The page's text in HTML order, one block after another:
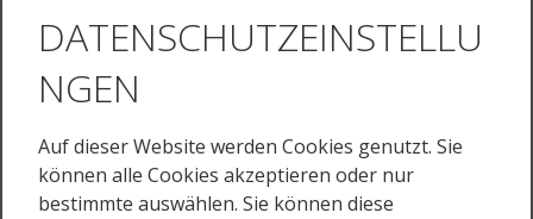
Ihr Weg zu uns
Sprache
English
English (US)
DATENSCHUTZEINSTELLU
NGEN
Auf dieser Website werden Cookies genutzt. Sie
können alle Cookies akzeptieren oder nur
bestimmte auswählen. Sie können diese